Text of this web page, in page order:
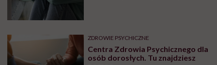
ZDROWIE PSYCHICZNE
Centra Zdrowia Psychicznego dla
osób dorosłych. Tu znajdziesz